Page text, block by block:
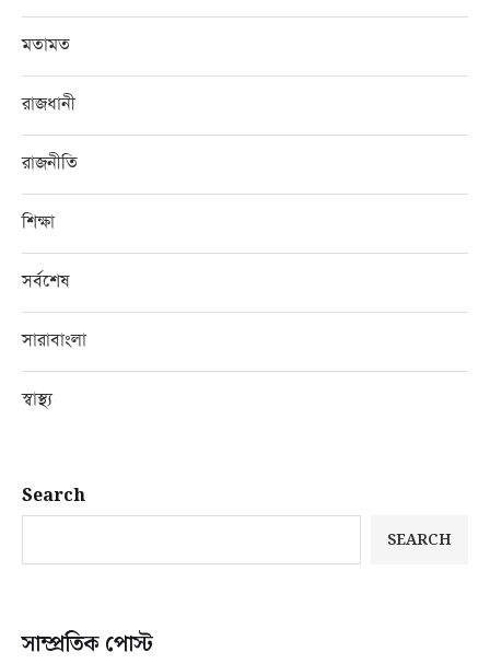
মতামত
রাজধানী
রাজনীতি
শিক্ষা
সর্বশেষ
সারাবাংলা
স্বাস্থ্য
Search
SEARCH
সাম্প্রতিক পোস্ট